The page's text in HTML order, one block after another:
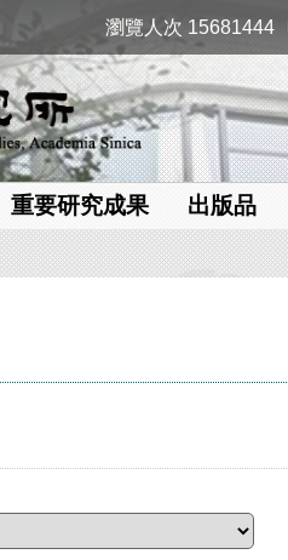
瀏覽人次 15681444
重要研究成果 出版品